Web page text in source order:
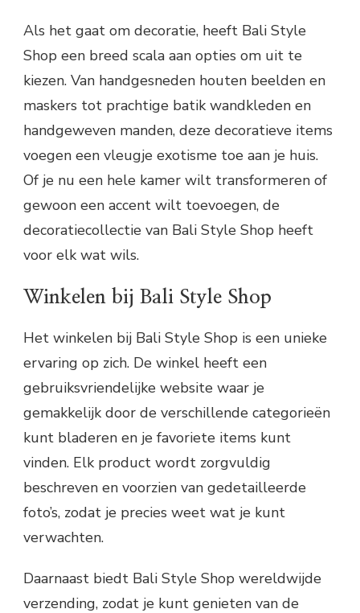
Als het gaat om decoratie, heeft Bali Style
Shop een breed scala aan opties om uit te
kiezen. Van handgesneden houten beelden en
maskers tot prachtige batik wandkleden en
handgeweven manden, deze decoratieve items
voegen een vleugje exotisme toe aan je huis.
Of je nu een hele kamer wilt transformeren of
gewoon een accent wilt toevoegen, de
decoratiecollectie van Bali Style Shop heeft
voor elk wat wils.
Winkelen bij Bali Style Shop
Het winkelen bij Bali Style Shop is een unieke
ervaring op zich. De winkel heeft een
gebruiksvriendelijke website waar je
gemakkelijk door de verschillende categorieën
kunt bladeren en je favoriete items kunt
vinden. Elk product wordt zorgvuldig
beschreven en voorzien van gedetailleerde
foto’s, zodat je precies weet wat je kunt
verwachten.
Daarnaast biedt Bali Style Shop wereldwijde
verzending, zodat je kunt genieten van de